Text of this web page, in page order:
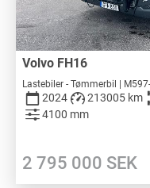
Volvo FH16
Lastebiler - Tømmerbil |
2024 213005 km
4100 mm
2 795 000 SEK